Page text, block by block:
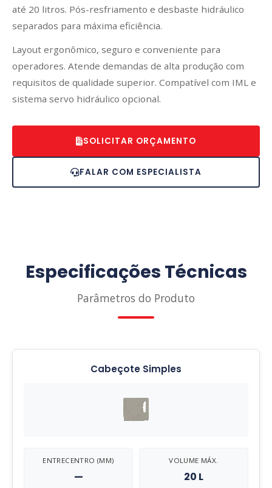
até 20 litros. Pós-resfriamento e desbaste hidráulico
separados para máxima eficiência.
Layout ergonômico, seguro e conveniente para
operadores. Atende demandas de alta produção com
requisitos de qualidade superior. Compatível com IML e
sistema servo hidráulico opcional.
SOLICITAR ORÇAMENTO
FALAR COM ESPECIALISTA
Especificações Técnicas
Parâmetros do Produto
Cabeçote Simples
ENTRECENTRO (MM)
—
VOLUME MÁX.
20 L